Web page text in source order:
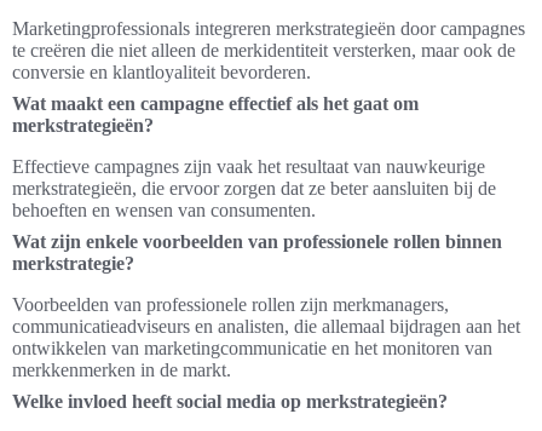
Marketingprofessionals integreren merkstrategieën door campagnes
te creëren die niet alleen de merkidentiteit versterken, maar ook de
conversie en klantloyaliteit bevorderen.
Wat maakt een campagne effectief als het gaat om
merkstrategieën?
Effectieve campagnes zijn vaak het resultaat van nauwkeurige
merkstrategieën, die ervoor zorgen dat ze beter aansluiten bij de
behoeften en wensen van consumenten.
Wat zijn enkele voorbeelden van professionele rollen binnen
merkstrategie?
Voorbeelden van professionele rollen zijn merkmanagers,
communicatieadviseurs en analisten, die allemaal bijdragen aan het
ontwikkelen van marketingcommunicatie en het monitoren van
merkkenmerken in de markt.
Welke invloed heeft social media op merkstrategieën?